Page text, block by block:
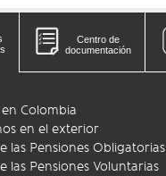
Centro de
documentación
Colombia
en el exterior
las Pensiones Obligatorias
las Pensiones Voluntarias